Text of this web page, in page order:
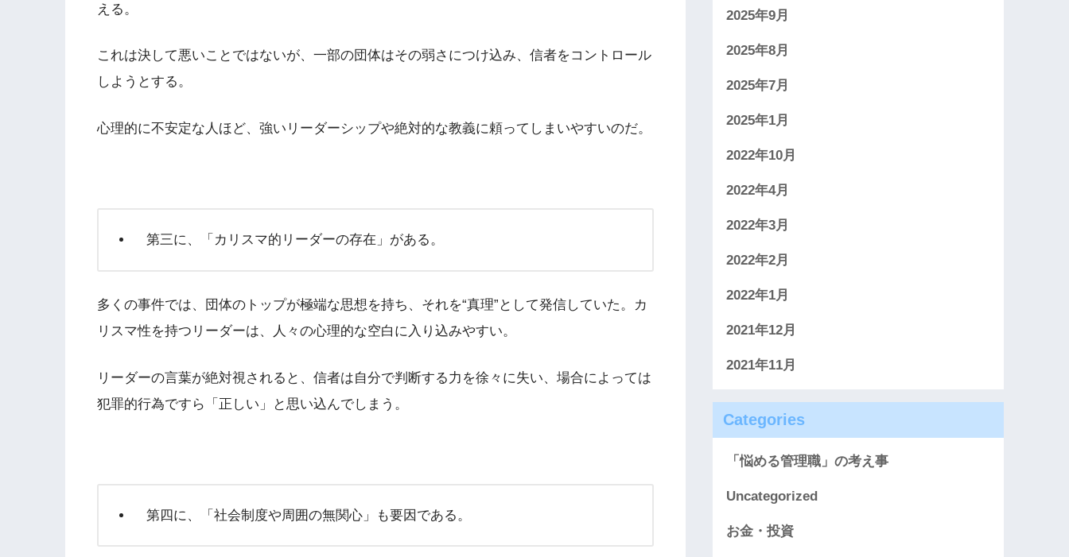
える。
これは決して悪いことではないが、一部の団体はその弱さにつけ込み、信者をコントロール
しようとする。
心理的に不安定な人ほど、強いリーダーシップや絶対的な教義に頼ってしまいやすいのだ。
第三に、「カリスマ的リーダーの存在」がある。
多くの事件では、団体のトップが極端な思想を持ち、それを“真理”として発信していた。カ
リスマ性を持つリーダーは、人々の心理的な空白に入り込みやすい。
リーダーの言葉が絶対視されると、信者は自分で判断する力を徐々に失い、場合によっては
犯罪的行為ですら「正しい」と思い込んでしまう。
第四に、「社会制度や周囲の無関心」も要因である。
2025年9月
2025年8月
2025年7月
2025年1月
2022年10月
2022年4月
2022年3月
2022年2月
2022年1月
2021年12月
2021年11月
Categories
「悩める管理職」の考え事
Uncategorized
お金・投資